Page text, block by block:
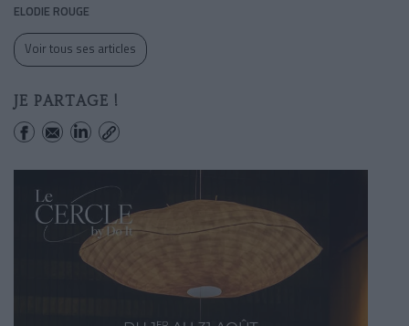
ELODIE ROUGE
Voir tous ses articles
JE PARTAGE !